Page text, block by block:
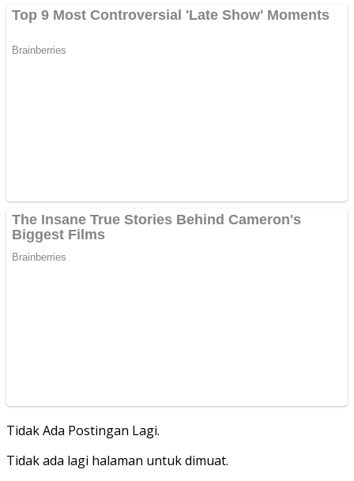
Tidak Ada Postingan Lagi.
Tidak ada lagi halaman untuk dimuat.